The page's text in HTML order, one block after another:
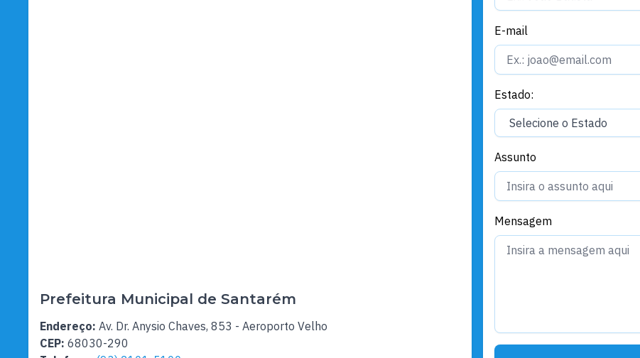
Prefeitura Municipal de Santarém
Endereço: Av. Dr. Anysio Chaves, 853 - Aeroporto Velho
CEP: 68030-290
E-mail
Estado:
Assunto
Mensagem